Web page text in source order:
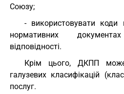
Союзу;
- використовувати коди
нормативних
відповідності.
Крім цього, ДКПП
галузевих класифікацій
послуг.